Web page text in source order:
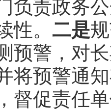
负责政务
性。 二是
预警，对
将预警通
督促责任